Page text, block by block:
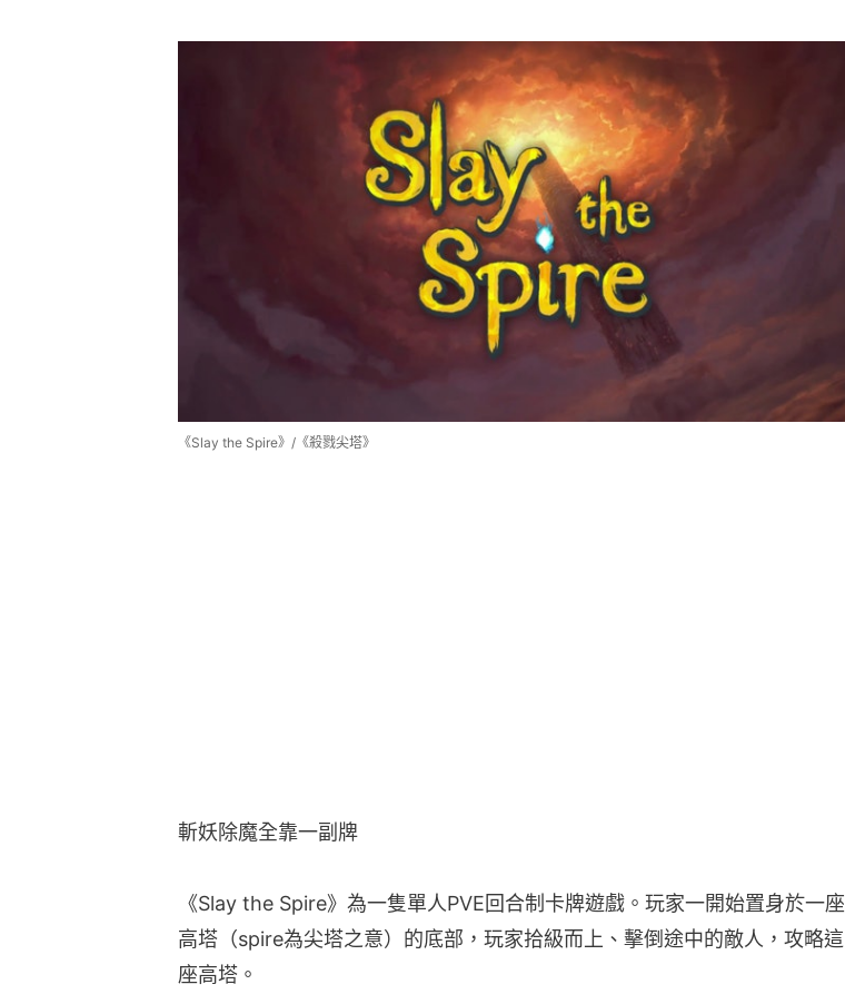
《Slay the Spire》/《殺戮尖塔》
斬妖除魔全靠一副牌
《Slay the Spire》為一隻單人PVE回合制卡牌遊戲。玩家一開始置身於一座
高塔（spire為尖塔之意）的底部，玩家拾級而上、擊倒途中的敵人，攻略這
座高塔。